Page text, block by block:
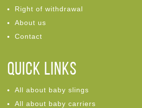
Right of withdrawal
About us
Contact
Quick links
All about baby slings
All about baby carriers